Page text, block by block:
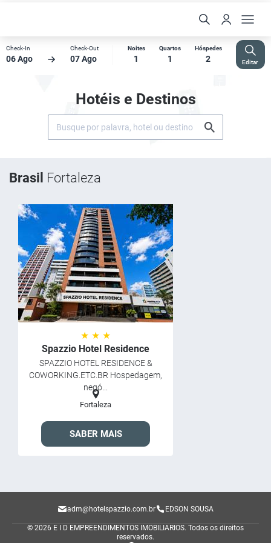
Check-In
06 Ago
Check-Out
07 Ago
Noites
1
Quartos
1
Hóspedes
2 Editar
Hotéis e Destinos
Brasil Fortaleza
★ ★ ★
Spazzio Hotel Residence
SPAZZIO HOTEL RESIDENCE &
COWORKING.ETC.BR Hospedagem,
negó...
Fortaleza
SABER MAIS
adm@hotelspazzio.com.br EDSON SOUSA
© 2026 E I D EMPREENDIMENTOS IMOBILIARIOS. Todos os direitos
reservados.